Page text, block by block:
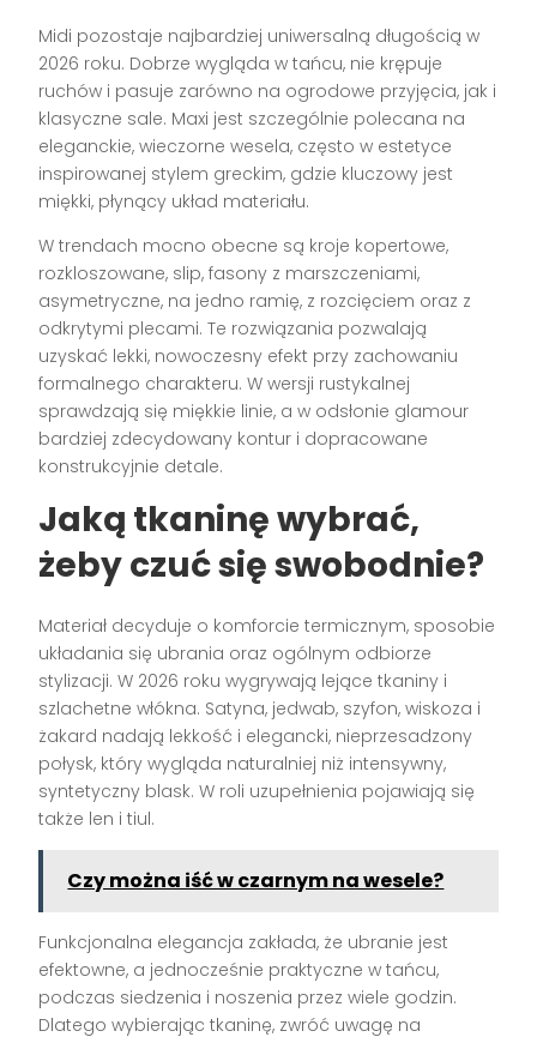
Midi pozostaje najbardziej uniwersalną długością w
2026 roku. Dobrze wygląda w tańcu, nie krępuje
ruchów i pasuje zarówno na ogrodowe przyjęcia, jak i
klasyczne sale. Maxi jest szczególnie polecana na
eleganckie, wieczorne wesela, często w estetyce
inspirowanej stylem greckim, gdzie kluczowy jest
miękki, płynący układ materiału.
W trendach mocno obecne są kroje kopertowe,
rozkloszowane, slip, fasony z marszczeniami,
asymetryczne, na jedno ramię, z rozcięciem oraz z
odkrytymi plecami. Te rozwiązania pozwalają
uzyskać lekki, nowoczesny efekt przy zachowaniu
formalnego charakteru. W wersji rustykalnej
sprawdzają się miękkie linie, a w odsłonie glamour
bardziej zdecydowany kontur i dopracowane
konstrukcyjnie detale.
Jaką tkaninę wybrać,
żeby czuć się swobodnie?
Materiał decyduje o komforcie termicznym, sposobie
układania się ubrania oraz ogólnym odbiorze
stylizacji. W 2026 roku wygrywają lejące tkaniny i
szlachetne włókna. Satyna, jedwab, szyfon, wiskoza i
żakard nadają lekkość i elegancki, nieprzesadzony
połysk, który wygląda naturalniej niż intensywny,
syntetyczny blask. W roli uzupełnienia pojawiają się
także len i tiul.
Czy można iść w czarnym na wesele?
Funkcjonalna elegancja zakłada, że ubranie jest
efektowne, a jednocześnie praktyczne w tańcu,
podczas siedzenia i noszenia przez wiele godzin.
Dlatego wybierając tkaninę, zwróć uwagę na